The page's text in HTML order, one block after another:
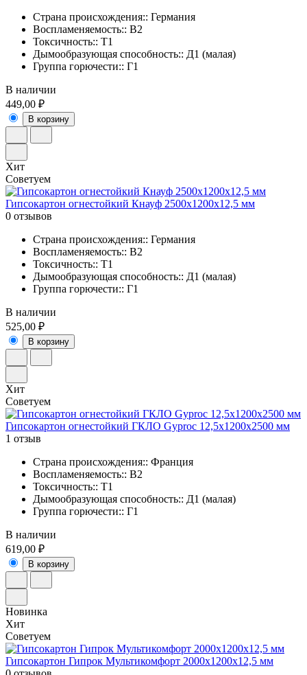
Страна происхождения:: Германия
Воспламеняемость:: В2
Токсичность:: Т1
Дымообразующая способность:: Д1 (малая)
Группа горючести:: Г1
В наличии
449,00 ₽
В корзину
Хит
Советуем
Гипсокартон огнестойкий Кнауф 2500х1200х12,5 мм
0 отзывов
Страна происхождения:: Германия
Воспламеняемость:: В2
Токсичность:: Т1
Дымообразующая способность:: Д1 (малая)
Группа горючести:: Г1
В наличии
525,00 ₽
В корзину
Хит
Советуем
Гипсокартон огнестойкий ГКЛО Gyproc 12,5х1200х2500 мм
1 отзыв
Страна происхождения:: Франция
Воспламеняемость:: В2
Токсичность:: Т1
Дымообразующая способность:: Д1 (малая)
Группа горючести:: Г1
В наличии
619,00 ₽
В корзину
Новинка
Хит
Советуем
Гипсокартон Гипрок Мультикомфорт 2000х1200х12,5 мм